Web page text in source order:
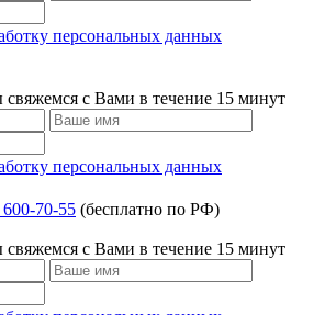
персональных данных
свяжемся с Вами в течение 15 минут
персональных данных
70-55 (бесплатно по РФ)
свяжемся с Вами в течение 15 минут